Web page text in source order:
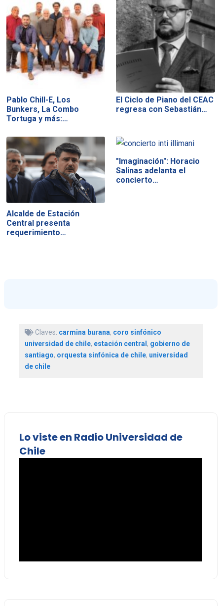
Pablo Chill-E, Los
Bunkers, La Combo
Tortuga y más:…
El Ciclo de Piano del CEAC
regresa con Sebastián…
Alcalde de Estación
Central presenta
requerimiento…
"Imaginación": Horacio
Salinas adelanta el
concierto…
Claves: carmina burana, coro sinfónico
universidad de chile, estación central , gobierno de
santiago, orquesta sinfónica de chile, universidad
de chile
Lo viste en Radio Universidad de
Chile